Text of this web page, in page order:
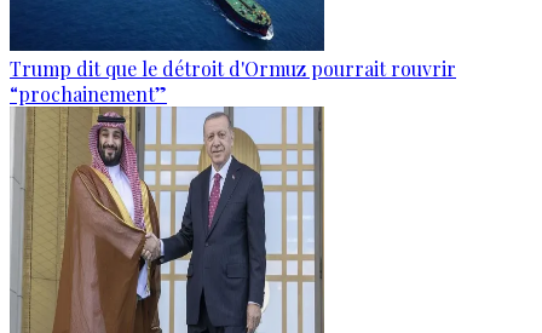
Trump dit que le détroit d'Ormuz pourrait rouvrir
“prochainement”